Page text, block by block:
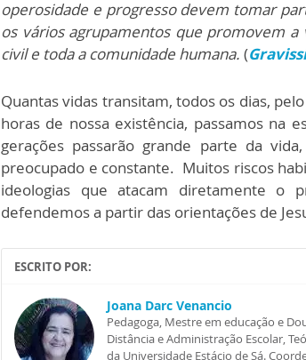
operosidade e progresso devem tomar
os vários agrupamentos que promovem a
civil e toda a comunidade humana. (
Quantas vidas transitam, todos os dias,
horas de nossa existência, passamos na
gerações passarão grande parte da
preocupado e constante. Muitos riscos
ideologias que atacam diretamente o
defendemos a partir das orientações de
ESCRITO POR:
Joana Darc Venancio
Pedagoga, Mestre em educação e
Distância e Administração Escolar,
da Universidade Estácio de Sá.